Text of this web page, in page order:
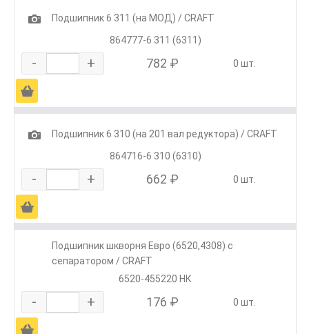
1
Подшипник 6 311 (на МОД) / CRAFT
864777-6 311 (6311)
- + 782 ₽ 0 шт.
Ä
1
Подшипник 6 310 (на 201 вал редуктора) / CRAFT
864716-6 310 (6310)
- + 662 ₽ 0 шт.
Ä
Подшипник шкворня Евро (6520,4308) с
сепаратором / CRAFT
6520-455220 НК
- + 176 ₽ 0 шт.
Ä